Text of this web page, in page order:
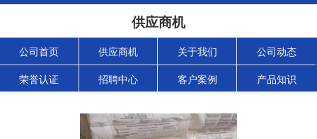
供应商机
公司首页 供应商机 关于我们 公司动态
荣誉认证 招聘中心 客户案例 产品知识